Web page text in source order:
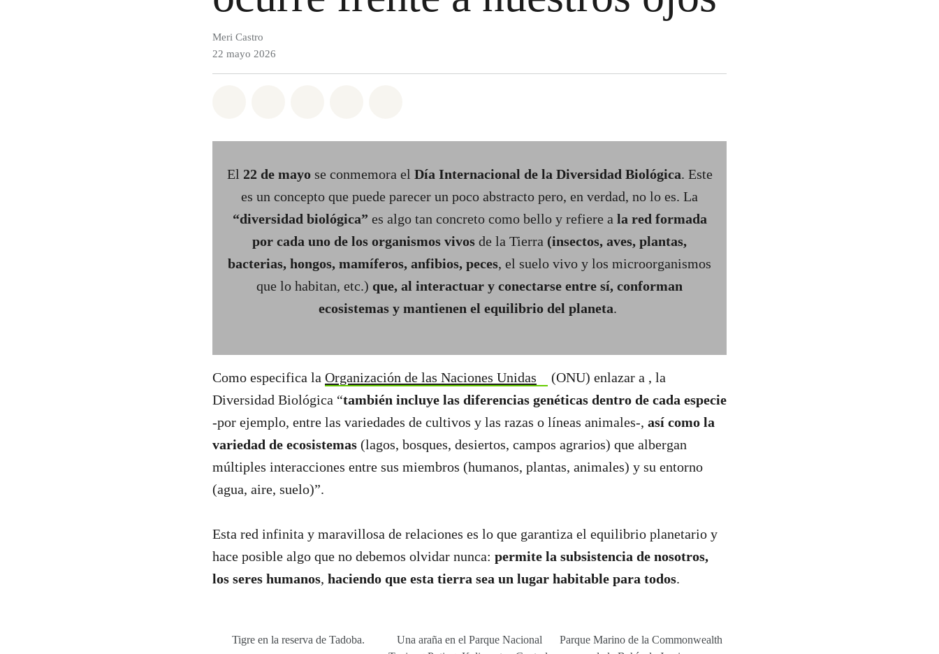
Meri Castro
22 mayo 2026
El 22 de mayose conmemora el Día Internacional de la Diversidad Biológica. Este
es un concepto que puede parecer un poco abstracto pero, en verdad, no lo es. La
“diversidad biológica” es algo tan concreto como bello y refiere a la red formada
por cada uno de los organismos vivos de la Tierra (insectos, aves, plantas,
bacterias, hongos, mamíferos, anfibios, peces, el suelo vivo y los microorganismos
que lo habitan, etc.) que, al interactuar y conectarse entre sí, conforman
ecosistemas y mantienen el equilibrio del planeta.
Como especifica la Organización de las Naciones Unidas
(ONU) enlazar a , la
Diversidad Biológica “también incluye las diferencias genéticas dentro de cada especie
-por ejemplo, entre las variedades de cultivos y las razas o líneas animales-, así como la
variedad de ecosistemas (lagos, bosques, desiertos, campos agrarios) que albergan
múltiples interacciones entre sus miembros (humanos, plantas, animales) y su entorno
(agua, aire, suelo)”.
Esta red infinita y maravillosa de relaciones es lo que garantiza el equilibrio planetario y
hace posible algo que no debemos olvidar nunca: permite la subsistencia de nosotros,
los seres humanos, haciendo que esta tierra sea un lugar habitable para todos.
Tigre en la reserva de Tadoba.
Una araña en el Parque Nacional
Parque Marino de la Commonwealth